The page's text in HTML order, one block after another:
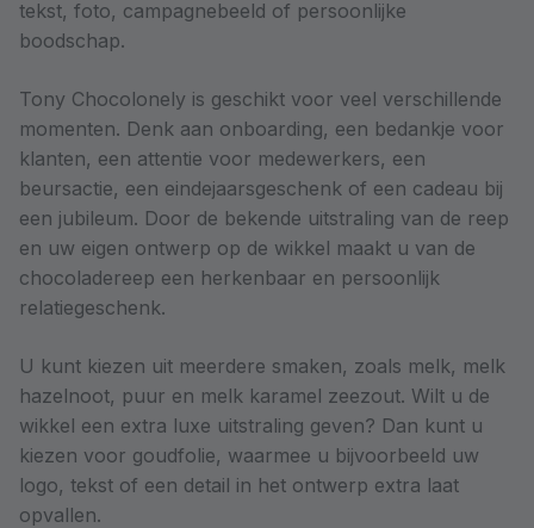
tekst, foto, campagnebeeld of persoonlijke
boodschap.
Tony Chocolonely is geschikt voor veel verschillende
momenten. Denk aan onboarding, een bedankje voor
klanten, een attentie voor medewerkers, een
beursactie, een eindejaarsgeschenk of een cadeau bij
een jubileum. Door de bekende uitstraling van de reep
en uw eigen ontwerp op de wikkel maakt u van de
chocoladereep een herkenbaar en persoonlijk
relatiegeschenk.
U kunt kiezen uit meerdere smaken, zoals melk, melk
hazelnoot, puur en melk karamel zeezout. Wilt u de
wikkel een extra luxe uitstraling geven? Dan kunt u
kiezen voor goudfolie, waarmee u bijvoorbeeld uw
logo, tekst of een detail in het ontwerp extra laat
opvallen.